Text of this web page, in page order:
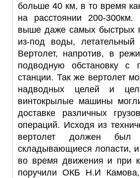
больше 40 км, в то время
на расстоянии 200-300км.
выше даже самых быстрых
из-под воды, летательный
Вертолет, напротив, в
подводную обстановку с
станции. Так же вертолет
надводных целей и
винтокрылые машины
доставке различных
операций. Исходя из
вертолет должен был
складывающиеся лопасти, и
во время движения и при
поручили ОКБ Н.И